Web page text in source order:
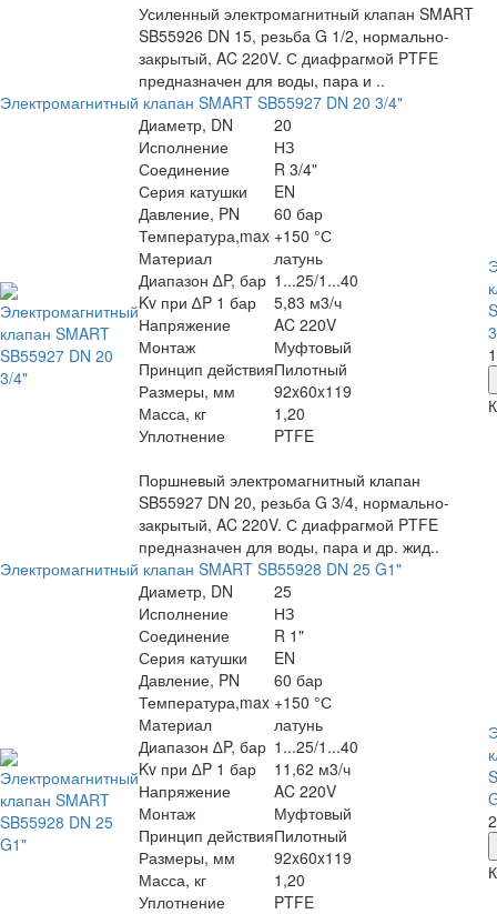
Усиленный электромагнитный клапан SMART
SB55926 DN 15, резьба G 1/2, нормально-
закрытый, AC 220V. С диафрагмой PTFE
предназначен для воды, пара и ..
Электромагнитный клапан SMART SB55927 DN 20 3/4"
Диаметр, DN
20
Исполнение
НЗ
Соединение
R 3/4"
Серия катушки
EN
Давление, PN
60 бар
Температура,max +150 °С
Материал
латунь
Диапазон ∆P, бар 1...25/1...40
Kv при ∆P 1 бар
5,83 м3/ч
Напряжение
AC 220V
Монтаж
Муфтовый
Принцип действияПилотный
Размеры, мм
92x60x119
Масса, кг
1,20
Уплотнение
PTFE
Поршневый электромагнитный клапан
SB55927 DN 20, резьба G 3/4, нормально-
закрытый, AC 220V. С диафрагмой PTFE
предназначен для воды, пара и др. жид..
Электромагнитный клапан SMART SB55928 DN 25 G1"
Диаметр, DN
25
Исполнение
НЗ
Соединение
R 1"
Серия катушки
EN
Давление, PN
60 бар
Температура,max +150 °С
Материал
латунь
Диапазон ∆P, бар 1...25/1...40
Kv при ∆P 1 бар
11,62 м3/ч
Напряжение
AC 220V
Монтаж
Муфтовый
Принцип действияПилотный
Размеры, мм
92x60x119
Масса, кг
1,20
Уплотнение
PTFE